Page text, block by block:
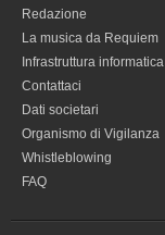
Redazione
La musica da Requiem
Infrastruttura informatica
Contattaci
Dati societari
Organismo di Vigilanza
Whistleblowing
FAQ